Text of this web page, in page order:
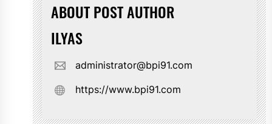
ABOUT POST AUTHOR
ILYAS
administrator@bpi91.com
https://www.bpi91.com